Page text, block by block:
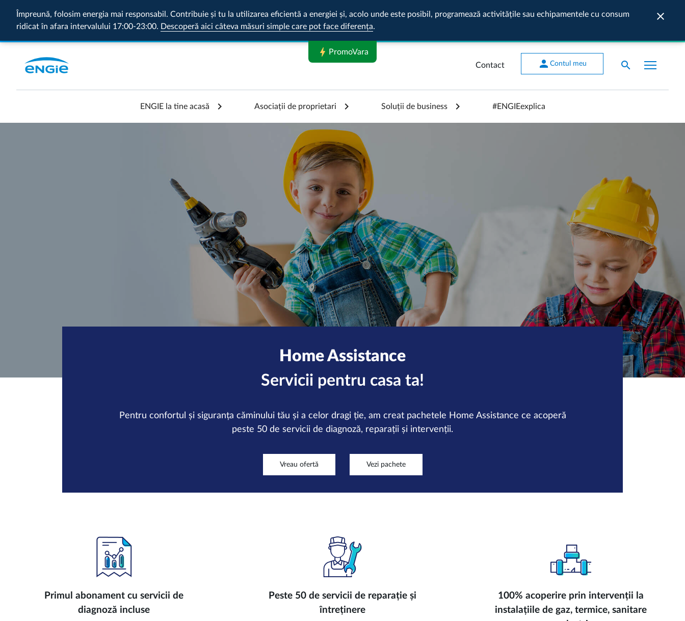
Împreună, folosim energia mai responsabil. Contribuie și tu la utilizarea eficientă a energiei și, acolo unde este posibil, programează activitățile sau echipamentele cu consum
ridicat în afara intervalului 17:00-23:00. Descoperă aici câteva măsuri simple care pot face diferența.
close
Contact person Contul meu search
ENGIE la tine acasă Asociații de proprietari Soluții de business #ENGIEexplica
Home Assistance
Servicii pentru casa ta!
Pentru confortul și siguranța căminului tău și a celor dragi ție, am creat pachetele Home Assistance ce acoperă
peste 50 de servicii de diagnoză, reparații și intervenții.
Vreau ofertă Vezi pachete
Primul abonament cu servicii de
diagnoză incluse
Peste 50 de servicii de reparație și
întreținere
100% acoperire prin intervenții la
instalațiile de gaz, termice, sanitare
bolt PromoVara